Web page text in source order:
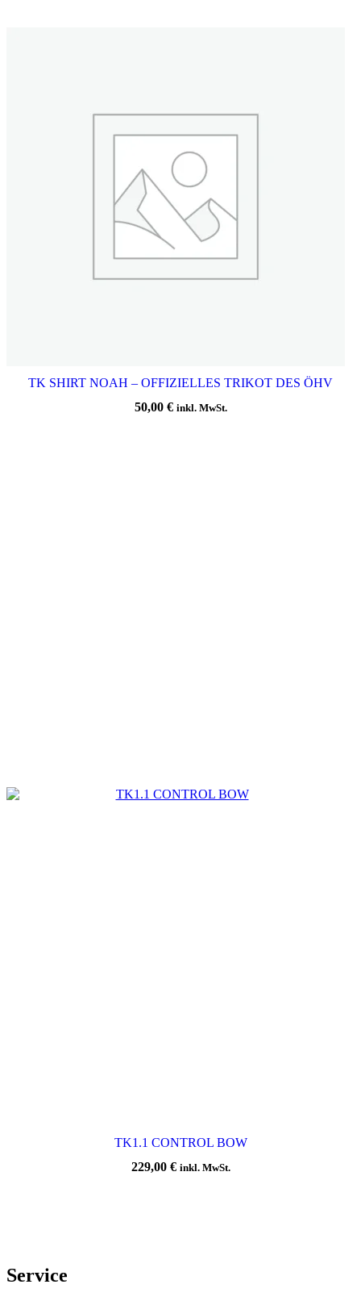
TK SHIRT NOAH – OFFIZIELLES TRIKOT DES ÖHV
50,00 € inkl. MwSt.
TK1.1 CONTROL BOW
229,00 € inkl. MwSt.
Service